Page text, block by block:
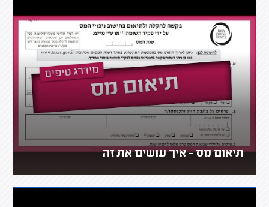
תיאום מס - איך עושים את זה